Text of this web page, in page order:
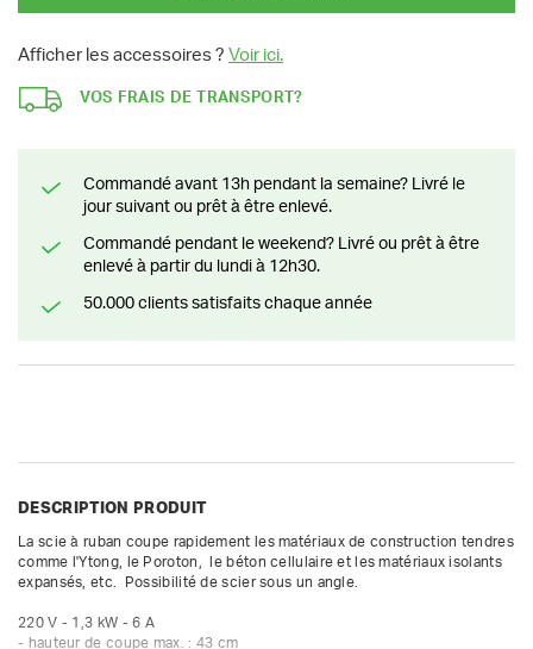
Afficher les accessoires ? Voir ici.
VOS FRAIS DE TRANSPORT?
Commandé avant 13h pendant la semaine? Livré le
jour suivant ou prêt à être enlevé.
Commandé pendant le weekend? Livré ou prêt à être
enlevé à partir du lundi à 12h30.
50.000 clients satisfaits chaque année
DESCRIPTION PRODUIT
La scie à ruban coupe rapidement les matériaux de construction tendres
comme l'Ytong, le Poroton,  le béton cellulaire et les matériaux isolants
expansés, etc.  Possibilité de scier sous un angle.
220 V - 1,3 kW - 6 A
- hauteur de coupe max. : 43 cm